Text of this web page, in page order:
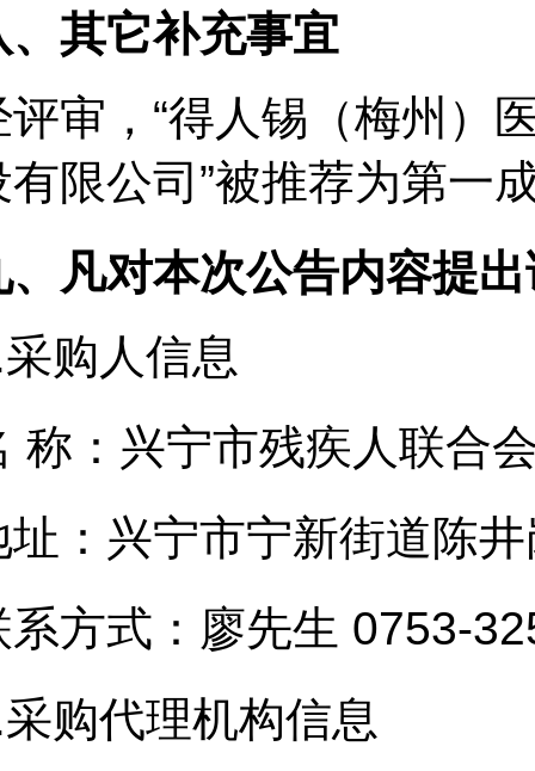
、其它补充事宜
评审，“得人锡（梅州）
有限公司”被推荐为第一
、凡对本次公告内容提
采购人信息
称：兴宁市残疾人联合
址：兴宁市宁新街道陈
系方式：廖先生 0753-
采购代理机构信息